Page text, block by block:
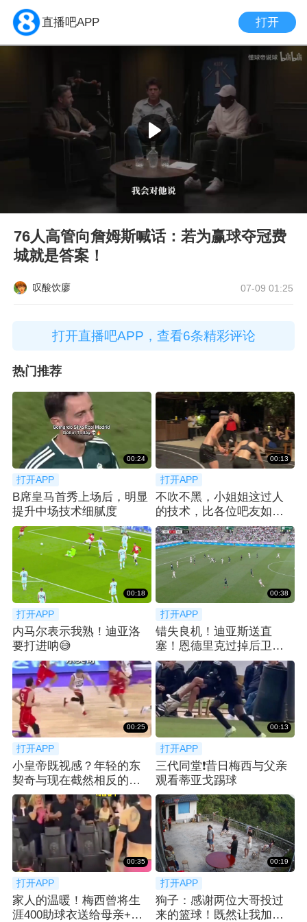
直播吧APP 打开
76人高管向詹姆斯喊话：若为赢球夺冠费
城就是答案！
叹酸饮廖 07-09 01:25
打开直播吧APP，查看6条精彩评论
热门推荐
00:24
打开APP
B席皇马首秀上场后，明显
提升中场技术细腻度
00:13
打开APP
不吹不黑，小姐姐这过人
的技术，比各位吧友如
何？😍
00:18
打开APP
内马尔表示我熟！迪亚洛
要打进呐😅
00:38
打开APP
错失良机！迪亚斯送直
塞！恩德里克过掉后卫小
角度打门被扑出
00:25
打开APP
小皇帝既视感？年轻的东
契奇与现在截然相反的风
格 你更喜欢哪款
00:13
打开APP
三代同堂❗️昔日梅西与父亲
观看蒂亚戈踢球
00:35
打开APP
家人的温暖！梅西曾将生
涯400助球衣送给母亲+一
00:19
打开APP
狗子：感谢两位大哥投过
来的篮球！既然让我加餐